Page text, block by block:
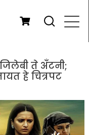
ते अँटनी;
हे चित्रपट